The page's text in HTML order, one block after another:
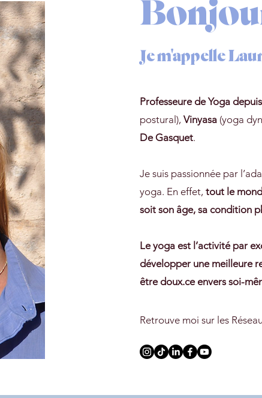
Je m'appelle
Professeure de Yoga
postural), Vinyasa (yoga
De Gasquet.
Je suis passionnée par
yoga. En effet, tout le
soit son âge, sa condition
Le yoga est l’activité par
développer une meilleure
être doux.ce envers soi-
Retrouve moi sur les